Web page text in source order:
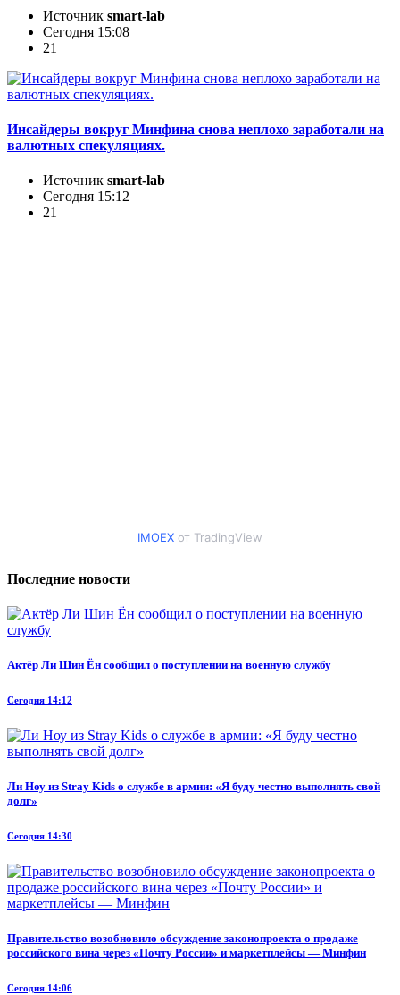
Источник smart-lab
Сегодня 15:08
21
Инсайдеры вокруг Минфина снова неплохо заработали на
валютных спекуляциях.
Источник smart-lab
Сегодня 15:12
21
IMOEX от TradingView
Последние новости
Актёр Ли Шин Ён сообщил о поступлении на военную службу
Сегодня 14:12
Ли Ноу из Stray Kids о службе в армии: «Я буду честно выполнять свой
долг»
Сегодня 14:30
Правительство возобновило обсуждение законопроекта о продаже
российского вина через «Почту России» и маркетплейсы — Минфин
Сегодня 14:06